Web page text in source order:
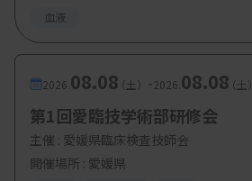
血液
2026. 08.08（土） -2026. 08.08（土）
第1回愛臨技学術部研修会
主催 : 愛媛県臨床検査技師会
開催場所 : 愛媛県